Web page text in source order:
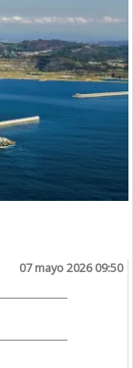
07 mayo 2026 09:50